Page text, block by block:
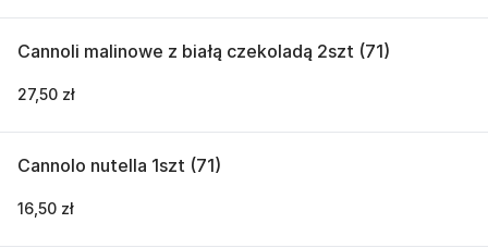
Cannoli malinowe z białą czekoladą 2szt (71)
27,50 zł
Cannolo nutella 1szt (71)
16,50 zł